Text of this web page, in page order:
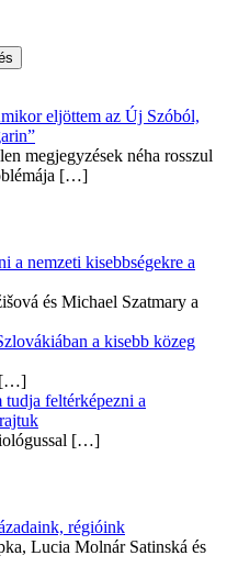
eljöttem az Új Szóból,
megjegyzések néha rosszul
[…]
a nemzeti kisebbségekre a
és Michael Szatmary a
a kisebb közeg
[…]
feltérképezni a
[…]
régióink
Lucia Molnár Satinská és